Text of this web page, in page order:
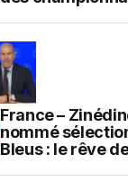
France –
nommé
Bleus : le rêve